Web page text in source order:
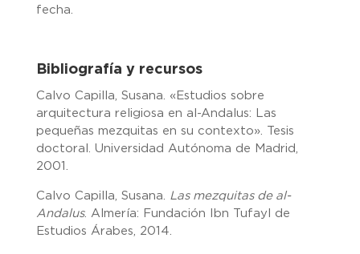
fecha.
Bibliografía y recursos
Calvo Capilla, Susana. «Estudios sobre
arquitectura religiosa en al-Andalus: Las
pequeñas mezquitas en su contexto». Tesis
doctoral. Universidad Autónoma de Madrid,
2001.
Calvo Capilla, Susana. Las mezquitas de al-
Andalus. Almería: Fundación Ibn Tufayl de
Estudios Árabes, 2014.